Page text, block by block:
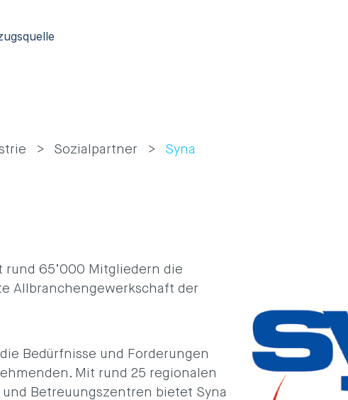
Sozialpartner Syna
rund 65’000 Mitgliedern die
Allbranchengewerkschaft der
Bedürfnisse und Forderungen
Mit rund 25 regionalen
und Betreuungszentren bietet Syna